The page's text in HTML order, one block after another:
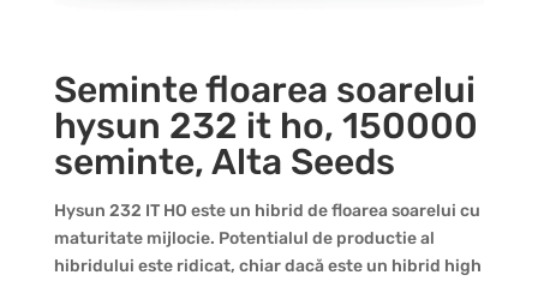
Seminte floarea soarelui
hysun 232 it ho, 150000
seminte, Alta Seeds
Hysun 232 IT HO este un hibrid de floarea soarelui cu
maturitate mijlocie. Potentialul de productie al
hibridului este ridicat, chiar dacă este un hibrid high